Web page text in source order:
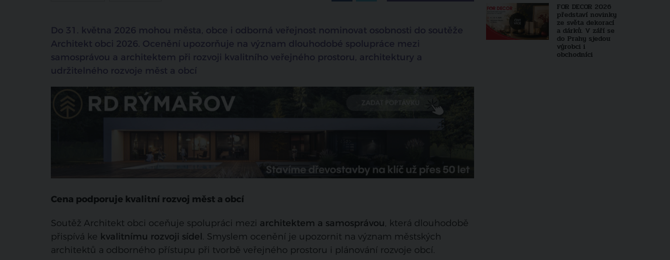
Do 31. května 2026 mohou města, obce i odborná veřejnost nominovat osobnosti do soutěže
Architekt obci 2026. Ocenění upozorňuje na význam dlouhodobé spolupráce mezi
samosprávou a architektem při rozvoji kvalitního veřejného prostoru, architektury a
udržitelného rozvoje měst a obcí
Cena podporuje kvalitní rozvoj měst a obcí
Soutěž Architekt obci oceňuje spolupráci mezi architektem a samosprávou, která dlouhodobě
přispívá ke kvalitnímu rozvoji sídel. Smyslem ocenění je upozornit na význam městských
architektů a odborného přístupu při tvorbě veřejného prostoru i plánování rozvoje obcí.
FOR DECOR 2026
představí novinky
ze světa dekorací
a dárků. V září se
do Prahy sjedou
výrobci i
obchodníci